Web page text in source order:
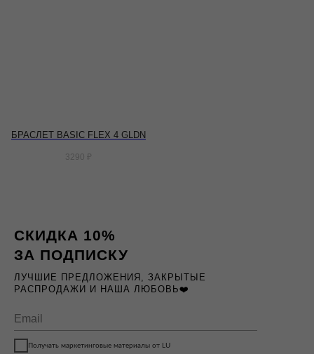
БРАСЛЕТ BASIC FLEX 4 GLDN
3290 ₽
СКИДКА 10%
ЗА ПОДПИСКУ
Получать маркетинговые материалы от LU
ЛУЧШИЕ ПРЕДЛОЖЕНИЯ, ЗАКРЫТЫЕ
РАСПРОДАЖИ И НАША ЛЮБОВЬ❤️